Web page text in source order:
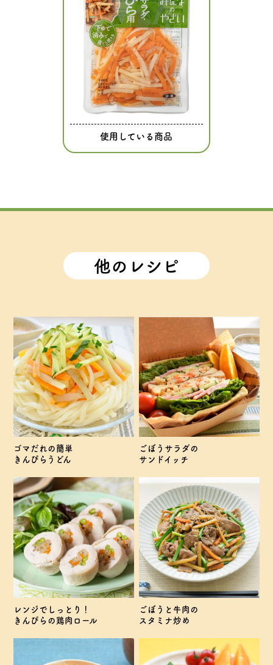
使用している商品
他のレシピ
ゴマだれの簡単
きんぴらうどん
ごぼうサラダの
サンドイッチ
レンジでしっとり！
きんぴらの鶏肉ロール
ごぼうと牛肉の
スタミナ炒め